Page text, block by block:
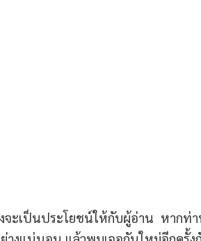
จะเป็นประโยชน์ให้กับผู้อ่าน หากท่